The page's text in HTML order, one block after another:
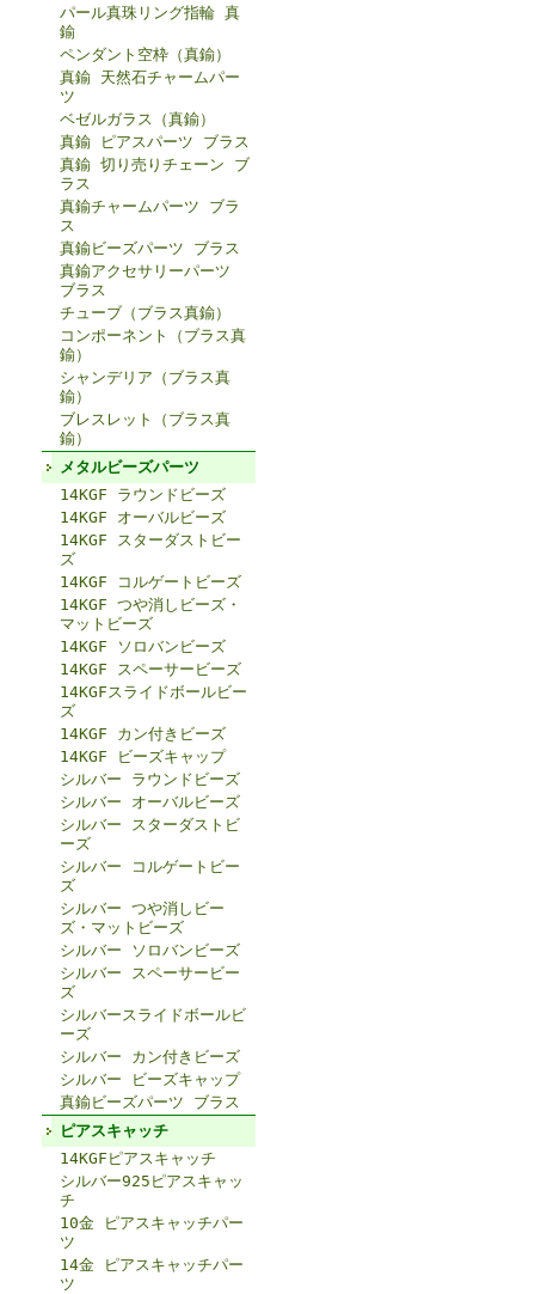
パール真珠リング指輪 真
鍮
ペンダント空枠（真鍮）
真鍮 天然石チャームパー
ツ
ベゼルガラス（真鍮）
真鍮 ピアスパーツ ブラス
真鍮 切り売りチェーン ブ
ラス
真鍮チャームパーツ ブラ
ス
真鍮ビーズパーツ ブラス
真鍮アクセサリーパーツ
ブラス
チューブ（ブラス真鍮）
コンポーネント（ブラス真
鍮）
シャンデリア（ブラス真
鍮）
ブレスレット（ブラス真
鍮）
メタルビーズパーツ
14KGF ラウンドビーズ
14KGF オーバルビーズ
14KGF スターダストビー
ズ
14KGF コルゲートビーズ
14KGF つや消しビーズ・
マットビーズ
14KGF ソロバンビーズ
14KGF スペーサービーズ
14KGFスライドボールビー
ズ
14KGF カン付きビーズ
14KGF ビーズキャップ
シルバー ラウンドビーズ
シルバー オーバルビーズ
シルバー スターダストビ
ーズ
シルバー コルゲートビー
ズ
シルバー つや消しビー
ズ・マットビーズ
シルバー ソロバンビーズ
シルバー スペーサービー
ズ
シルバースライドボールビ
ーズ
シルバー カン付きビーズ
シルバー ビーズキャップ
真鍮ビーズパーツ ブラス
ピアスキャッチ
14KGFピアスキャッチ
シルバー925ピアスキャッ
チ
10金 ピアスキャッチパー
ツ
14金 ピアスキャッチパー
ツ